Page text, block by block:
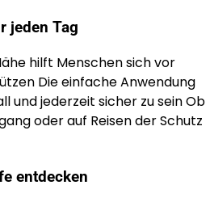
jeden Tag
hilft Menschen sich vor
Die einfache Anwendung
und jederzeit sicher zu sein Ob
oder auf Reisen der Schutz
entdecken